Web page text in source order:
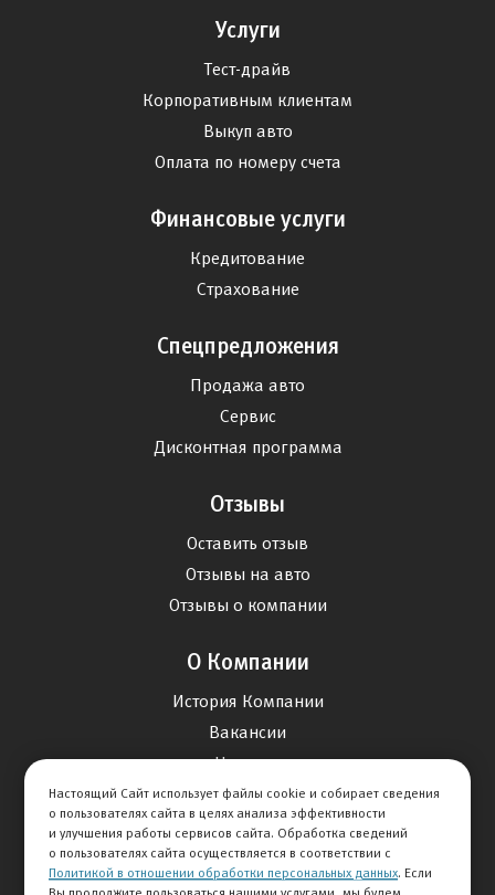
Услуги
Тест-драйв
Корпоративным клиентам
Выкуп авто
Оплата по номеру счета
Финансовые услуги
Кредитование
Страхование
Спецпредложения
Продажа авто
Сервис
Дисконтная программа
Отзывы
Оставить отзыв
Отзывы на авто
Отзывы о компании
О Компании
История Компании
Вакансии
Новости
Карта сайта
Контакты
Настоящий Сайт использует файлы cookie и собирает сведения
о пользователях сайта в целях анализа эффективности
и улучшения работы сервисов сайта. Обработка сведений
о пользователях сайта осуществляется в соответствии с
Политикой в отношении обработки персональных данных. Если